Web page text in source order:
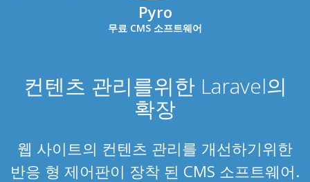
Pyro
무료 CMS 소프트웨어
컨텐츠 관리를위한 Laravel의
확장
웹 사이트의 컨텐츠 관리를 개선하기위한
반응 형 제어판이 장착 된 CMS 소프트웨어.